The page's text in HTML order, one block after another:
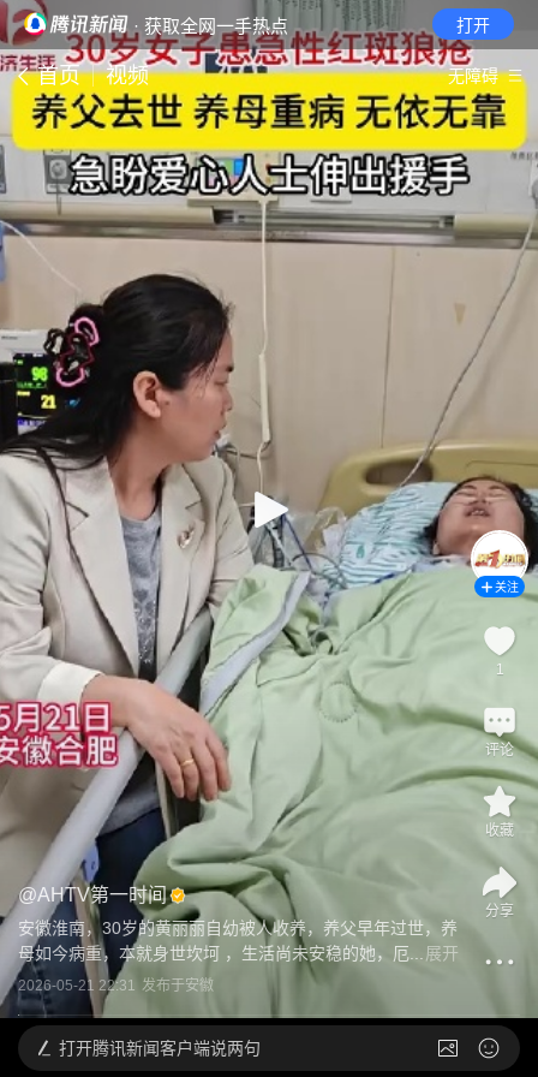
· 获取全网一手热点 打开
首页 视频 无障碍
@AHTV第一时间
安徽淮南，30岁的黄丽丽自幼被人收养，养父早年过世，养
母如今病重，本就身世坎坷 ，生活尚未安稳的她，厄...
展开
2026-05-21 22:31 发布于安徽
关注
1
评论
收藏
分享
打开腾讯新闻客户端说两句